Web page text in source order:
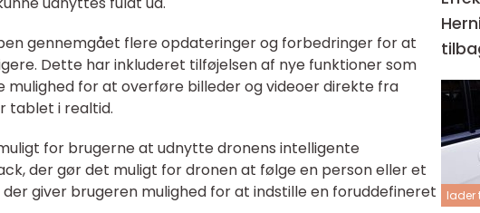
gennemgået flere opdateringer og forbedringer for at
Dette har inkluderet tilføjelsen af nye funktioner som
mulighed for at overføre billeder og videoer direkte fra
tablet i realtid.
for brugerne at udnytte dronens intelligente
der gør det muligt for dronen at følge en person eller et
giver brugeren mulighed for at indstille en foruddefineret
lader